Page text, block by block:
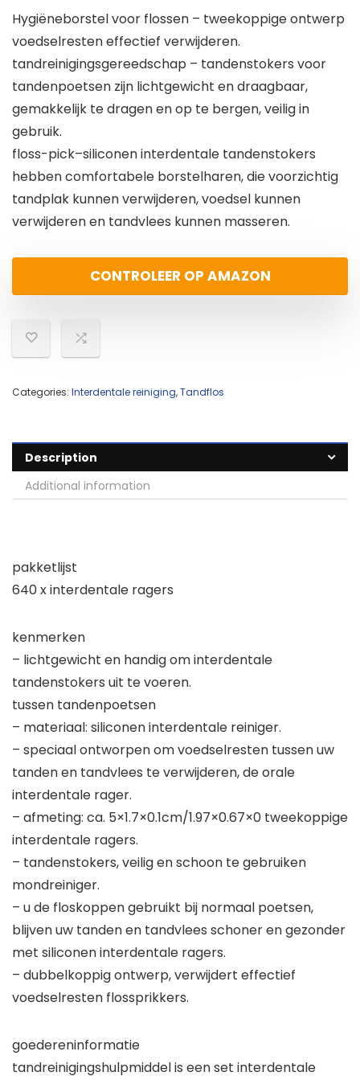
Hygiëneborstel voor flossen – tweekoppige ontwerp
voedselresten effectief verwijderen.
tandreinigingsgereedschap – tandenstokers voor
tandenpoetsen zijn lichtgewicht en draagbaar,
gemakkelijk te dragen en op te bergen, veilig in
gebruik.
floss-pick–siliconen interdentale tandenstokers
hebben comfortabele borstelharen, die voorzichtig
tandplak kunnen verwijderen, voedsel kunnen
verwijderen en tandvlees kunnen masseren.
CONTROLEER OP AMAZON
Categories: Interdentale reiniging,Tandflos
Description
Additional information
pakketlijst
640 x interdentale ragers
kenmerken
– lichtgewicht en handig om interdentale
tandenstokers uit te voeren.
tussen tandenpoetsen
– materiaal: siliconen interdentale reiniger.
– speciaal ontworpen om voedselresten tussen uw
tanden en tandvlees te verwijderen, de orale
interdentale rager.
– afmeting: ca. 5×1.7×0.1cm/1.97×0.67×0 tweekoppige
interdentale ragers.
– tandenstokers, veilig en schoon te gebruiken
mondreiniger.
– u de floskoppen gebruikt bij normaal poetsen,
blijven uw tanden en tandvlees schoner en gezonder
met siliconen interdentale ragers.
– dubbelkoppig ontwerp, verwijdert effectief
voedselresten flossprikkers.
goedereninformatie
tandreinigingshulpmiddel is een set interdentale